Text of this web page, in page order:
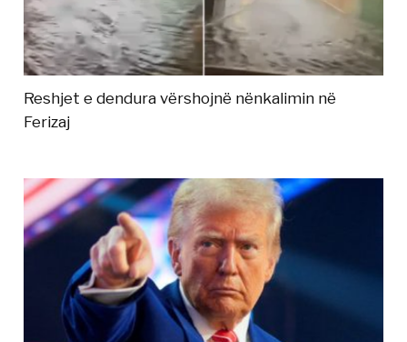
Reshjet e dendura vërshojnë nënkalimin në
Ferizaj